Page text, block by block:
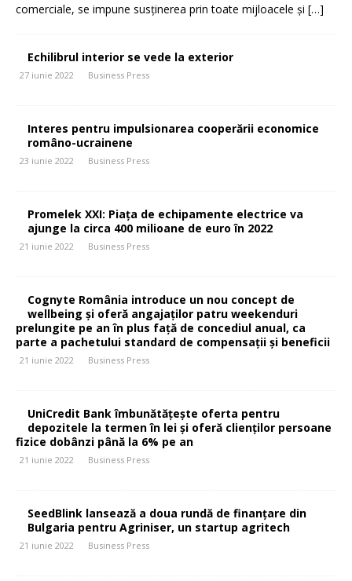
comerciale, se impune susţinerea prin toate mijloacele şi […]
Echilibrul interior se vede la exterior
27 iunie 2022 Business Press
Interes pentru impulsionarea cooperării economice
româno-ucrainene
23 iunie 2022 Business Press
Promelek XXI: Piața de echipamente electrice va
ajunge la circa 400 milioane de euro în 2022
21 iunie 2022 Business Press
Cognyte România introduce un nou concept de
wellbeing și oferă angajaților patru weekenduri
prelungite pe an în plus față de concediul anual, ca
parte a pachetului standard de compensații și beneficii
21 iunie 2022 Business Press
UniCredit Bank îmbunătățește oferta pentru
depozitele la termen în lei și oferă clienților persoane
fizice dobânzi până la 6% pe an
21 iunie 2022 Business Press
SeedBlink lansează a doua rundă de finanțare din
Bulgaria pentru Agriniser, un startup agritech
21 iunie 2022 Business Press